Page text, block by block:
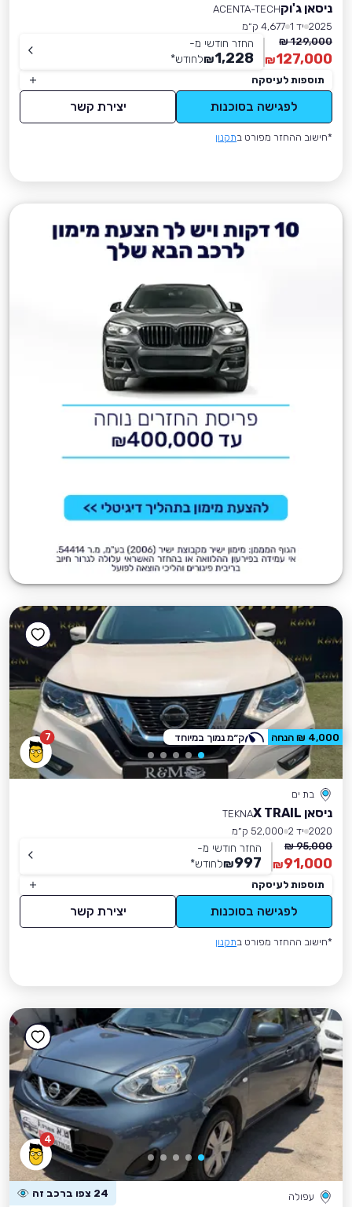
ניסאן ג'וקACENTA-TECH
2025 יד 1
4,677 ק״מ
129,000 ₪
127,000
₪
החזר חודשי מ-
1,228
₪לחודש*
תוספות לעיסקה
לפגישה בסוכנות יצירת קשר
*חישוב ההחזר מפורט בתקנון
7
בת ים
ניסאן X TRAIL
TEKNA
2020 יד 2
52,000 ק״מ
95,000 ₪
91,000
₪
החזר חודשי מ-
997
₪לחודש*
תוספות לעיסקה
לפגישה בסוכנות יצירת קשר
*חישוב ההחזר מפורט בתקנון
4,000 ₪ הנחה ק״מ נמוך במיוחד
4
עפולה 24 צפו ברכב זה